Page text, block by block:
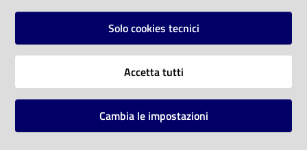
Vai alla pagina
Mappa del sito
Solo cookies tecnici
Accetta tutti
Cambia le impostazioni